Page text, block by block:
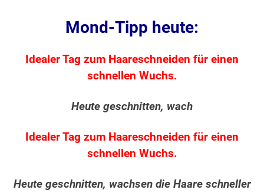
Mond-Tipp heute:
Idealer Tag zum Haareschneiden für einen
schnellen Wuchs.
Heute geschnitten, wach
Idealer Tag zum Haareschneiden für einen
schnellen Wuchs.
Heute geschnitten, wachsen die Haare schneller